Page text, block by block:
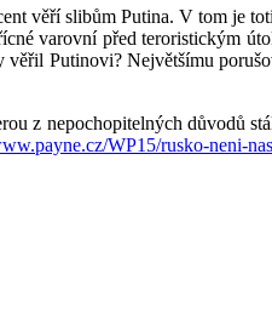
věří slibům Putina. V tom je
varovní před teroristickým
Putinovi? Největšímu
z nepochopitelných důvodů
WP15/rusko-neni-